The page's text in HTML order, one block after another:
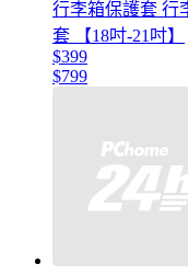
行李箱保護套 行
套 【18吋-21吋】
$399
$799